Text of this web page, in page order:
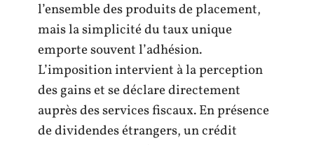
l’ensemble des produits de placement,
mais la simplicité du taux unique
emporte souvent l’adhésion.
L’imposition intervient à la perception
des gains et se déclare directement
auprès des services fiscaux. En présence
de dividendes étrangers, un crédit